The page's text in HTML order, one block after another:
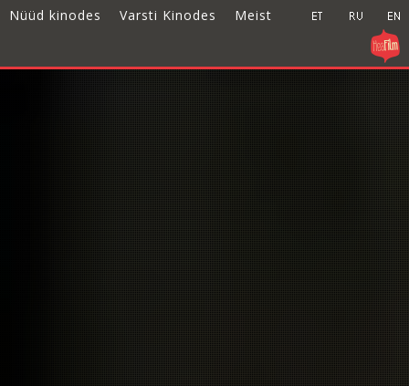
Nüüd kinodes Varsti Kinodes Meist